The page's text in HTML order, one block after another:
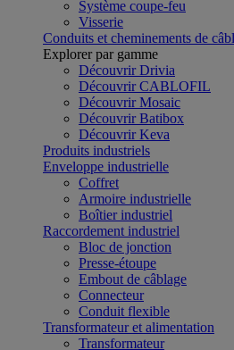
Système coupe-feu
Visserie
Conduits et cheminements de
Explorer par gamme
Découvrir Drivia
Découvrir CABLOFIL
Découvrir Mosaic
Découvrir Batibox
Découvrir Keva
Produits industriels
Enveloppe industrielle
Coffret
Armoire industrielle
Boîtier industriel
Raccordement industriel
Bloc de jonction
Presse-étoupe
Embout de câblage
Connecteur
Conduit flexible
Transformateur et alimentation
Transformateur